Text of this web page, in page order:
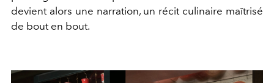
devient alors une narration, un récit culinaire maîtrisé
de bout en bout.